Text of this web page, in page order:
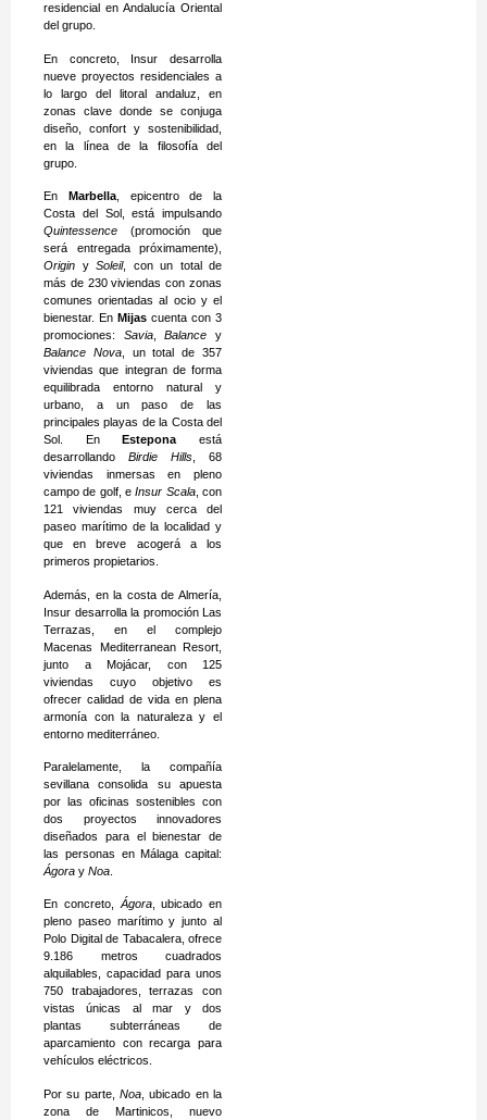
residencial en Andalucía Oriental
del grupo.
En concreto, Insur desarrolla
nueve proyectos residenciales a
lo largo del litoral andaluz, en
zonas clave donde se conjuga
diseño, confort y sostenibilidad,
en la línea de la filosofía del
grupo.
En Marbella, epicentro de la
Costa del Sol, está impulsando
Quintessence (promoción que
será entregada próximamente),
Origin y Soleil, con un total de
más de 230 viviendas con zonas
comunes orientadas al ocio y el
bienestar. En Mijas cuenta con 3
promociones: Savia,Balance y
Balance Nova, un total de 357
viviendas que integran de forma
equilibrada entorno natural y
urbano, a un paso de las
principales playas de la Costa del
Sol. En
Estepona está
desarrollando Birdie Hills , 68
viviendas inmersas en pleno
campo de golf, eInsur Scala, con
121 viviendas muy cerca del
paseo marítimo de la localidad y
que en breve acogerá a los
primeros propietarios.
Además, en la costa de Almería,
Insur desarrolla la promoción Las
Terrazas, en el complejo
Macenas Mediterranean Resort,
junto a Mojácar, con 125
viviendas cuyo objetivo es
ofrecer calidad de vida en plena
armonía con la naturaleza y el
entorno mediterráneo.
Paralelamente, la compañía
sevillana consolida su apuesta
por las oficinas sostenibles con
dos proyectos innovadores
diseñados para el bienestar de
las personas en Málaga capital:
Ágora y Noa
En concreto, Ágora, ubicado en
pleno paseo marítimo y junto al
Polo Digital de Tabacalera, ofrece
9.186 metros cuadrados
alquilables, capacidad para unos
750 trabajadores, terrazas con
vistas únicas al mar y dos
plantas subterráneas de
aparcamiento con recarga para
vehículos eléctricos.
Por su parte, Noa , ubicado en la
zona de Martinicos, nuevo